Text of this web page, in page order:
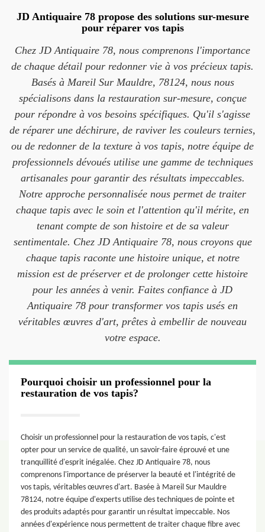
JD Antiquaire 78 propose des solutions sur-mesure
pour réparer vos tapis
Chez JD Antiquaire 78, nous comprenons l'importance
de chaque détail pour redonner vie à vos précieux tapis.
Basés à Mareil Sur Mauldre, 78124, nous nous
spécialisons dans la restauration sur-mesure, conçue
pour répondre à vos besoins spécifiques. Qu'il s'agisse
de réparer une déchirure, de raviver les couleurs ternies,
ou de redonner de la texture à vos tapis, notre équipe de
professionnels dévoués utilise une gamme de techniques
artisanales pour garantir des résultats impeccables.
Notre approche personnalisée nous permet de traiter
chaque tapis avec le soin et l'attention qu'il mérite, en
tenant compte de son histoire et de sa valeur
sentimentale. Chez JD Antiquaire 78, nous croyons que
chaque tapis raconte une histoire unique, et notre
mission est de préserver et de prolonger cette histoire
pour les années à venir. Faites confiance à JD
Antiquaire 78 pour transformer vos tapis usés en
véritables œuvres d'art, prêtes à embellir de nouveau
votre espace.
Pourquoi choisir un professionnel pour la
restauration de vos tapis?
Choisir un professionnel pour la restauration de vos tapis, c'est
opter pour un service de qualité, un savoir-faire éprouvé et une
tranquillité d'esprit inégalée. Chez JD Antiquaire 78, nous
comprenons l'importance de préserver la beauté et l'intégrité de
vos tapis, véritables œuvres d'art. Basée à Mareil Sur Mauldre
78124, notre équipe d'experts utilise des techniques de pointe et
des produits adaptés pour garantir un résultat impeccable. Nos
années d'expérience nous permettent de traiter chaque fibre avec